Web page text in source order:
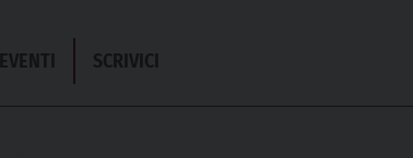
EVENTI SCRIVICI